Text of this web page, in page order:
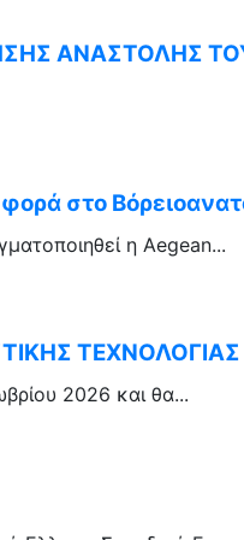
ΑΝΑΣΤΟΛΗΣ
στο
η Aegean...
ΤΕΧΝΟΛΟΓΙΑΣ
2026 και θα...